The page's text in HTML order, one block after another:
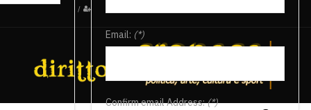
/
Email: (*)
Confirm email Address:(*)